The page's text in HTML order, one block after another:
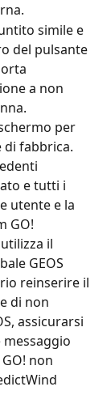
simile e
del pulsante
a non
per
fabbrica.
e tutti i
utente e la
GO!
il
GEOS
reinserire il
di non
assicurarsi
non